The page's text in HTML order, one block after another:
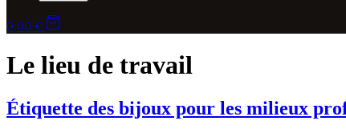
0,00 €
Le lieu de travail
Étiquette des bijoux pour les milieux